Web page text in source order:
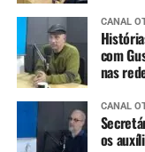
CANAL
com
nas
CANAL
os